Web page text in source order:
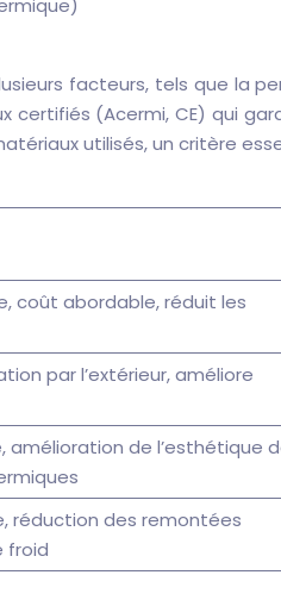
facteurs, tels que la
certifiés (Acermi, CE) qui
utilisés, un critère
coût abordable, réduit les
par l’extérieur, améliore
de l’esthétique
réduction des remontées
froid